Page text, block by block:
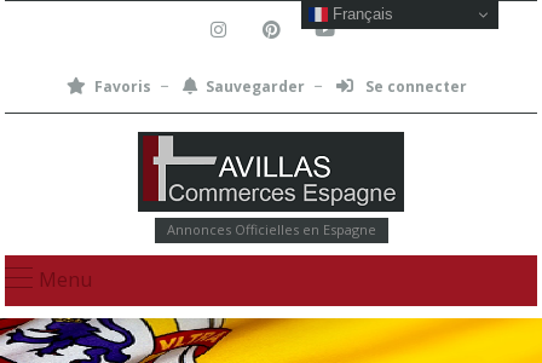
Favoris Sauvegarder Se connecter
Annonces Officielles en Espagne
Menu
Français